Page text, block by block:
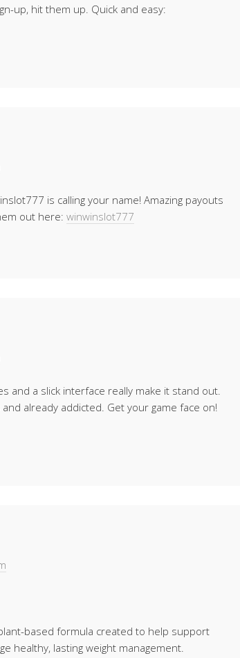
up, hit them up. Quick and easy:
is calling your name! Amazing payouts
out here: winwinslot777
and a slick interface really make it stand out.
already addicted. Get your game face on!
based formula created to help support
healthy, lasting weight management.